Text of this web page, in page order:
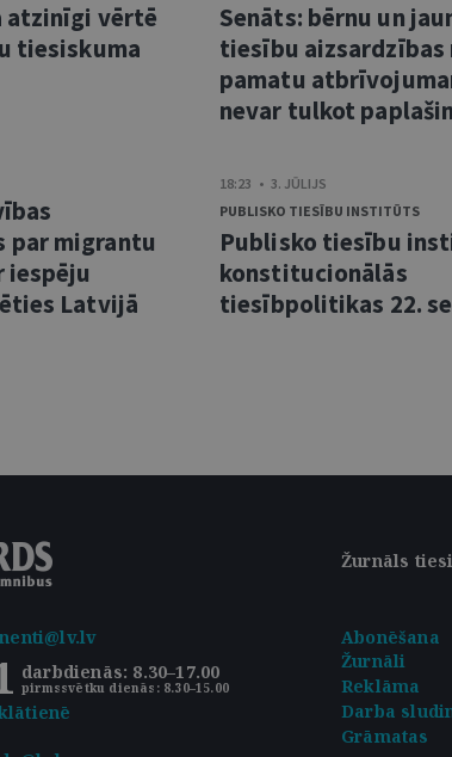
atzinīgi vērtē
tiesiskuma
par migrantu
iespēju
Latvijā
Senāts: bērnu un
tiesību aizsardzības
pamatu
nevar tulkot
18:23 • 3. JŪLIJS
PUBLISKO TIESĪBU INSTITŪTS
Publisko tiesību
konstitucionālās
tiesībpolitikas 22.
Žurnāls
darbdienās: 8.30–17.00
pirmssvētku dienās: 8.30–15.00
Abonēšana
Žurnāli
Reklāma
Darba
Grāmatas